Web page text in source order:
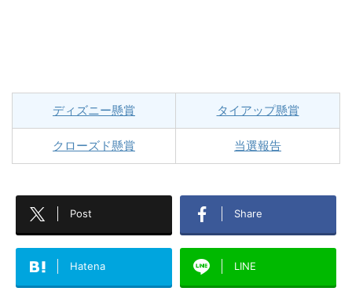
ディズニー懸賞 タイアップ懸賞
クローズド懸賞 当選報告
Post Share
Hatena LINE